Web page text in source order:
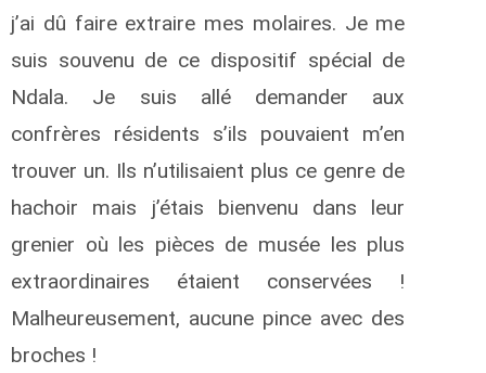
j’ai dû faire extraire mes molaires. Je me
suis souvenu de ce dispositif spécial de
Ndala. Je suis allé demander aux
confrères résidents s’ils pouvaient m’en
trouver un. Ils n’utilisaient plus ce genre de
hachoir mais j’étais bienvenu dans leur
grenier où les pièces de musée les plus
extraordinaires étaient conservées !
Malheureusement, aucune pince avec des
broches !